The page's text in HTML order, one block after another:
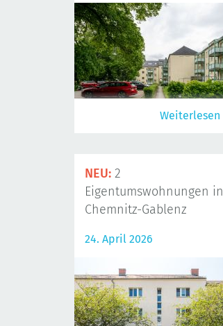
Weiterlesen
NEU: 2
Eigentumswohnungen in
Chemnitz-Gablenz
24. April 2026